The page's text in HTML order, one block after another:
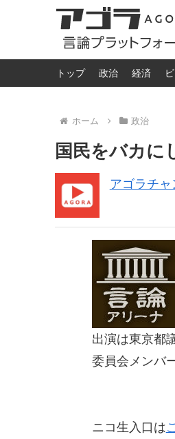
トップ 政治 経済
ホーム 政治
国民をバカに
アゴラチャ
出演は東京都
委員会メンバ
ニコ生入口は